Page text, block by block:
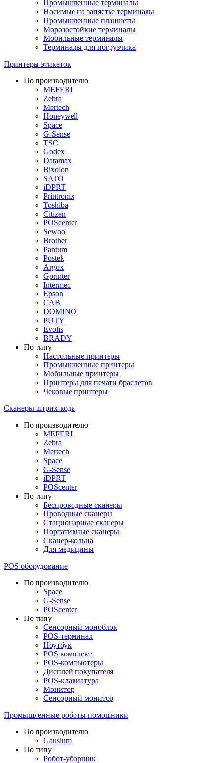
Промышленные терминалы
Носимые на запястье терминалы
Промышленные планшеты
Морозостойкие терминалы
Мобильные терминалы
Терминалы для погрузчика
Принтеры этикеток
По производителю
MEFERI
Zebra
Mertech
Honeywell
Space
G-Sense
TSC
Godex
Datamax
Bixolon
SATO
iDPRT
Printronix
Toshiba
Citizen
POScenter
Sewoo
Brother
Pantum
Postek
Argox
Gprinter
Intermec
Epson
CAB
DOMINO
PUTY
Evolis
BRADY
По типу
Настольные принтеры
Промышленные принтеры
Мобильные принтеры
Принтеры для печати браслетов
Чековые принтеры
Сканеры штрих-кода
По производителю
MEFERI
Zebra
Mertech
Space
G-Sense
iDPRT
POScenter
По типу
Беспроводные сканеры
Проводные сканеры
Стационарные сканеры
Портативные сканеры
Сканер-кольца
Для медицины
POS оборудование
По производителю
Space
G-Sense
POScenter
По типу
Сенсорный моноблок
POS-терминал
Ноутбук
POS комплект
POS-компьютеры
Дисплей покупателя
POS-клавиатура
Монитор
Сенсорный монитор
Промышленные роботы помощники
По производителю
Gausium
По типу
Робот-уборщик